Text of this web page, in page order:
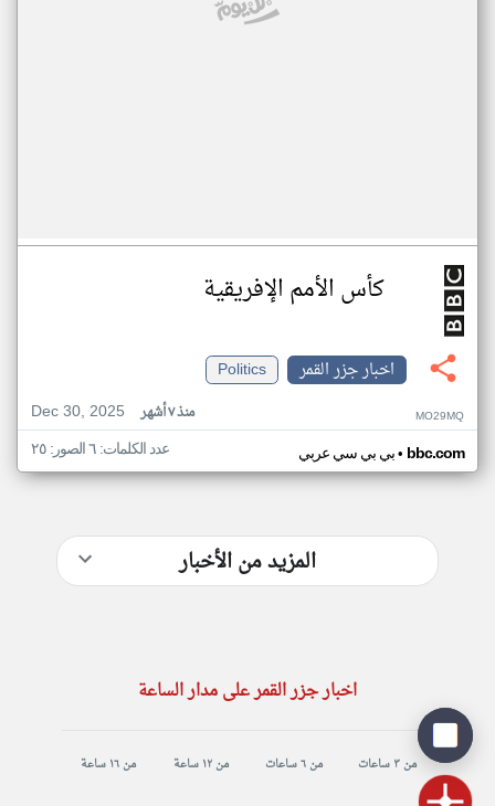
كأس الأمم الإفريقية
اخبار جزر القمر
Politics
Dec 30, 2025
منذ ٧ أشهر MO29MQ
بي بي سي عربي• bbc.com عدد الكلمات: ٦ الصور: ٢٥
المزيد من الأخبار
اخبار جزر القمر على مدار الساعة
من ٣ ساعات من ٦ ساعات من ١٢ ساعة من ١٦ ساعة